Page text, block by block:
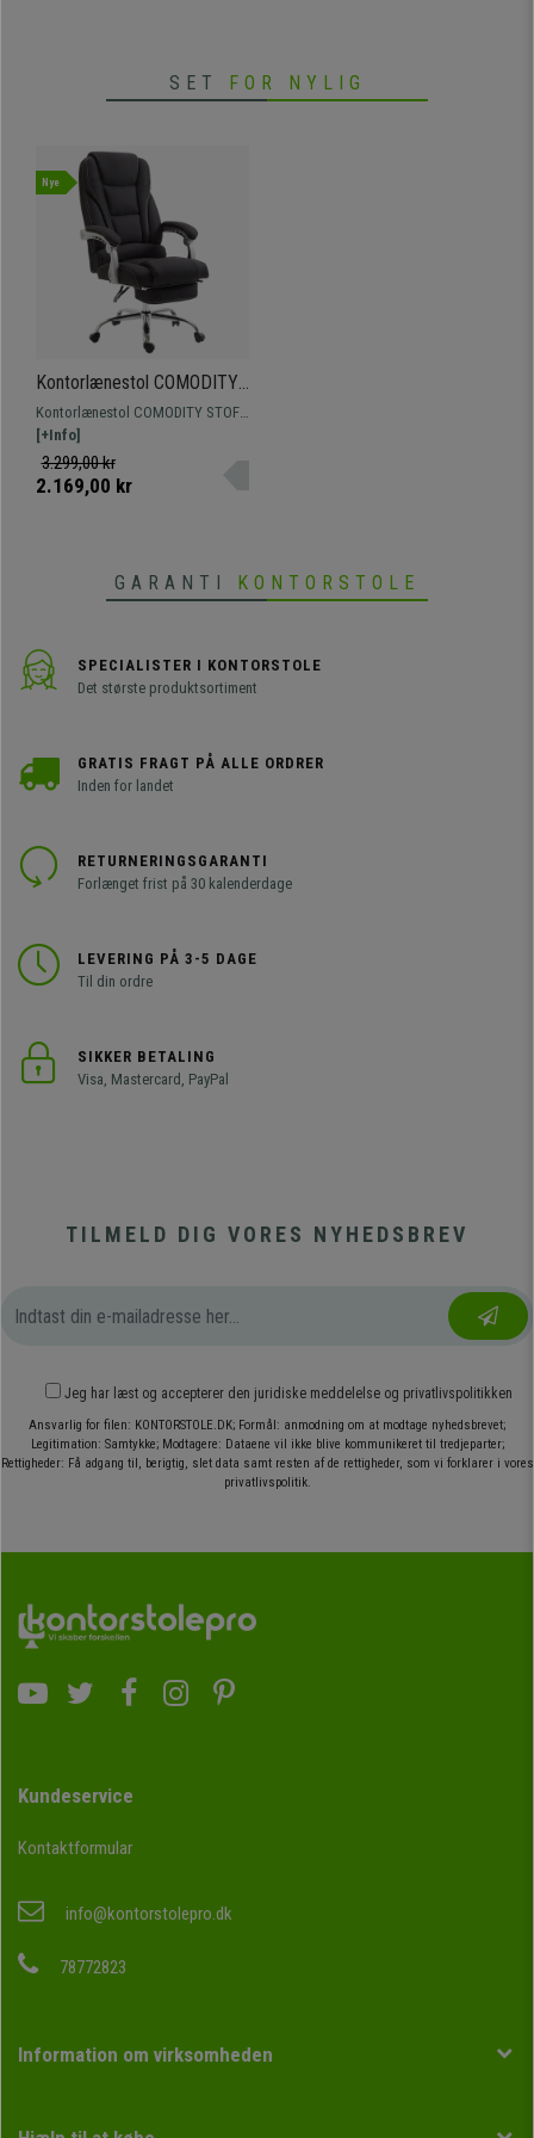
SET FOR NYLIG
Nye
Kontorlænestol COMODITY
STOF, Tykt Polstret,
Justerbar Fodstøtte, I Sort
Kontorlænestol COMODITY STOF.
Lænestol med justerbar fodstøtte
er den ideelle lænestol til alle, der
er på udkig efter kvalitet og
[+Info]
3.299,00 kr
2.169,00 kr
GARANTI KONTORSTOLE
SPECIALISTER I KONTORSTOLE
Det største produktsortiment
GRATIS FRAGT PÅ ALLE ORDRER
Inden for landet
RETURNERINGSGARANTI
Forlænget frist på 30 kalenderdage
LEVERING PÅ 3-5 DAGE
Til din ordre
SIKKER BETALING
Visa, Mastercard, PayPal
TILMELD DIG VORES NYHEDSBREV
Jeg har læst og accepterer den juridiske meddelelse og privatlivspolitikken
Ansvarlig for filen: KONTORSTOLE.DK; Formål: anmodning om at modtage nyhedsbrevet;
Legitimation: Samtykke; Modtagere: Dataene vil ikke blive kommunikeret til tredjeparter;
Rettigheder: Få adgang til, berigtig, slet data samt resten af de rettigheder, som vi forklarer i vores
privatlivspolitik.
Kundeservice
Kontaktformular
info@kontorstolepro.dk
78772823
Information om virksomheden